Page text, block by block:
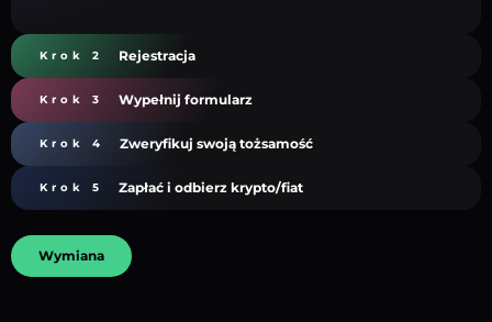
Krok 2 Rejestracja
Krok 3 Wypełnij formularz
Krok 4 Zweryfikuj swoją tożsamość
Krok 5 Zapłać i odbierz krypto/fiat
Wymiana